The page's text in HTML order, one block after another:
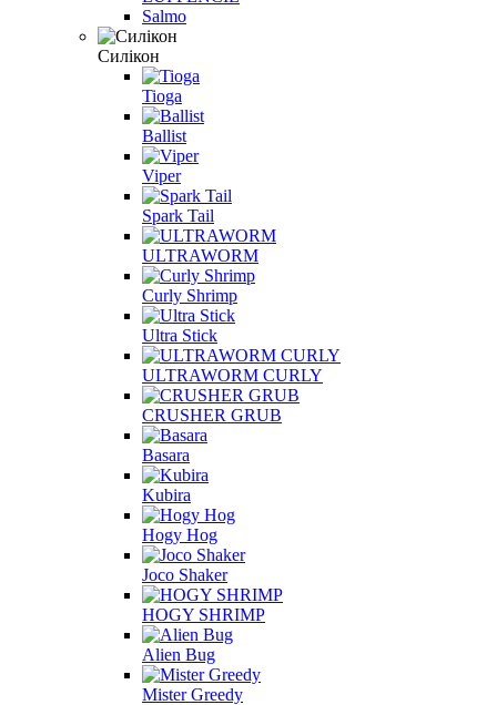
Salmo
Силікон
Tioga
Ballist
Viper
Spark Tail
ULTRAWORM
Curly Shrimp
Ultra Stick
ULTRAWORM CURLY
CRUSHER GRUB
Basara
Kubira
Hogy Hog
Joco Shaker
HOGY SHRIMP
Alien Bug
Mister Greedy